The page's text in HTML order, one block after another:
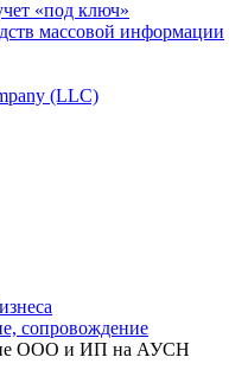
«под ключ»
массовой информации
(LLC)
сопровождение
ООО и ИП на АУСН